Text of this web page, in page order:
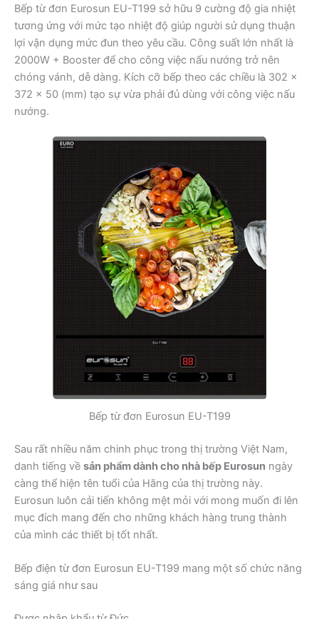
Bếp từ đơn Eurosun EU-T199 sở hữu 9 cường độ gia nhiệt
tương ứng với mức tạo nhiệt độ giúp người sử dụng thuận
lợi vận dụng mức đun theo yêu cầu. Công suất lớn nhất là
2000W + Booster để cho công việc nấu nướng trở nên
chóng vánh, dễ dàng. Kích cỡ bếp theo các chiều là 302 x
372 x 50 (mm) tạo sự vừa phải đủ dùng với công việc nấu
nướng.
Bếp từ đơn Eurosun EU-T199
Sau rất nhiều năm chinh phục trong thị trường Việt Nam,
danh tiếng về sản phẩm dành cho nhà bếp Eurosun ngày
càng thể hiện tên tuổi của Hãng của thị trường này.
Eurosun luôn cải tiến không mệt mỏi với mong muốn đi lên
mục đích mang đến cho những khách hàng trung thành
của mình các thiết bị tốt nhất.
Bếp điện từ đơn Eurosun EU-T199 mang một số chức năng
sáng giá như sau